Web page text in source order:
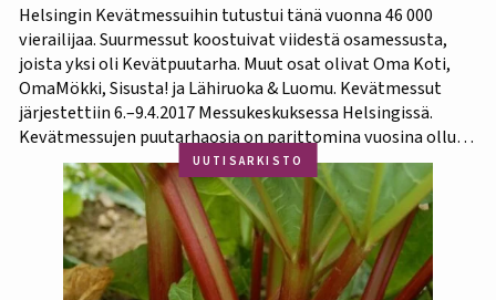
Helsingin Kevätmessuihin tutustui tänä vuonna 46 000
vierailijaa. Suurmessut koostuivat viidestä osamessusta,
joista yksi oli Kevätpuutarha. Muut osat olivat Oma Koti,
OmaMökki, Sisusta! ja Lähiruoka & Luomu. Kevätmessut
järjestettiin 6.–9.4.2017 Messukeskuksessa Helsingissä.
Kevätmessujen puutarhaosia on parittomina vuosina ollut
Kevätpuutarha ja parillisina Oma Piha -messut. Jatkossa
joka kevät puutarhanäyttelyn nimi tulee olemaan
Kevätpuutarha. Kevätpuutarhan kumppanina on
Puutarhaliitto.…
UUTISARKISTO